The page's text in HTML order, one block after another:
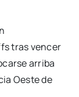
tras vencer
arriba
Oeste de